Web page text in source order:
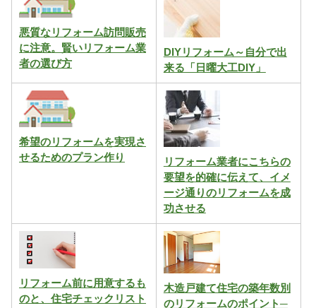
悪質なリフォーム訪問販売
に注意。賢いリフォーム業
者の選び方
DIYリフォーム～自分で出
来る「日曜大工DIY」
希望のリフォームを実現さ
せるためのプラン作り
リフォーム業者にこちらの
要望を的確に伝えて、イメ
ージ通りのリフォームを成
功させる
リフォーム前に用意するも
のと、住宅チェックリスト
木造戸建て住宅の築年数別
のリフォームのポイント─